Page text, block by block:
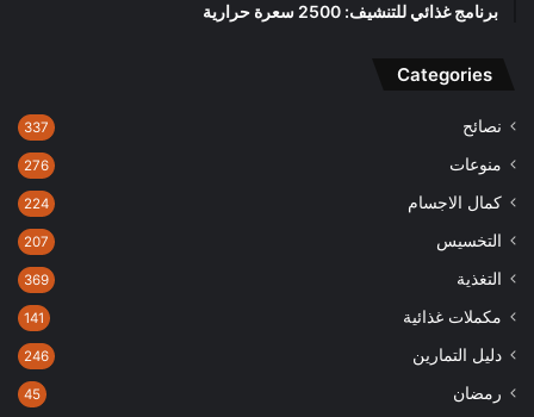
برنامج غذائي للتنشيف: 2500 سعرة حرارية
Categories
نصائح 337
منوعات 276
كمال الاجسام 224
التخسيس 207
التغذية 369
مكملات غذائية 141
دليل التمارين 246
رمضان 45